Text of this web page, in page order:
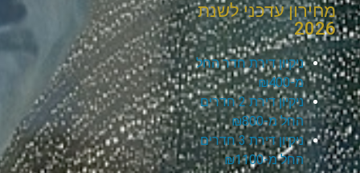
מחירון עדכני לשנת
2026
ניקיון דירת חדר החל
מ-₪400
ניקיון דירת 2 חדרים
החל מ-₪800
ניקיון דירת 3 חדרים
החל מ-₪1100